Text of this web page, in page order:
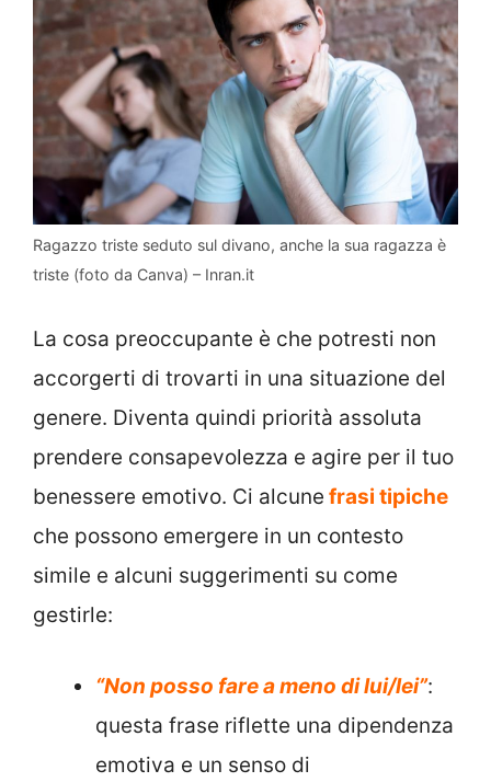
Ragazzo triste seduto sul divano, anche la sua ragazza è
triste (foto da Canva) – Inran.it
La cosa preoccupante è che potresti non
accorgerti di trovarti in una situazione del
genere. Diventa quindi priorità assoluta
prendere consapevolezza e agire per il tuo
benessere emotivo. Ci alcune frasi tipiche
che possono emergere in un contesto
simile e alcuni suggerimenti su come
gestirle:
“Non posso fare a meno di lui/lei”:
questa frase riflette una dipendenza
emotiva e un senso di